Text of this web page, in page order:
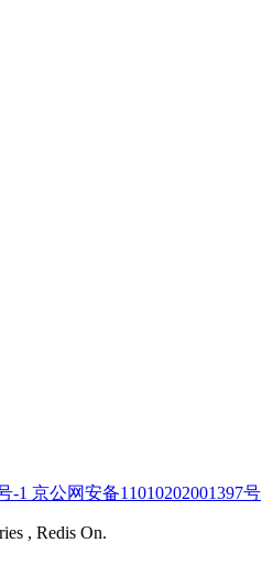
-1 京公网安备11010202001397号
, Redis On.